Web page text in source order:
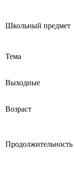
Школьный предмет
Тема
Выходные
Возраст
Продолжительность